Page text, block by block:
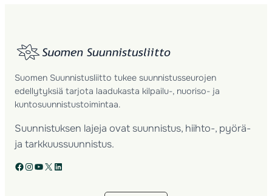
Suomen Suunnistusliitto tukee suunnistusseurojen
edellytyksiä tarjota laadukasta kilpailu-, nuoriso- ja
kuntosuunnistustoimintaa.
Suunnistuksen lajeja ovat suunnistus, hiihto-, pyörä-
ja tarkkuussuunnistus.
Facebook Instagram YouTube X LinkedIn